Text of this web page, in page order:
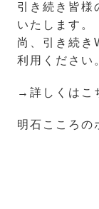
引き続き皆様
いたします。
尚、引き続き
利用ください
→詳しくはこ
明石こころの